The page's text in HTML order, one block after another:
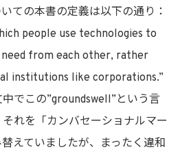
ての本書の定義は以下の通り：
people use technologies to
from each other, rather
institutions like corporations.”
中でこの”groundswell”という言
れを「カンバセーショナルマー
えていましたが、まったく違和